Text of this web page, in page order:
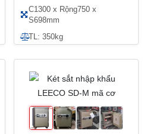
C1300 x Rộng750 x
S698mm
TL: 350kg